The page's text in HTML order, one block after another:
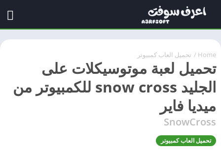
Home
/ تحميل العاب كمبيوتر
تحميل لعبة موتوسيكلات على
الجليد snow cross للكمبيوتر من
ميديا فاير
SnowCross
تحميل العاب كمبيوتر